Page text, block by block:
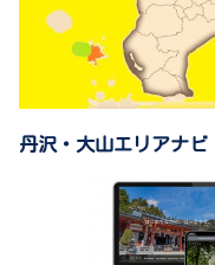
丹沢・大山エリアナビ